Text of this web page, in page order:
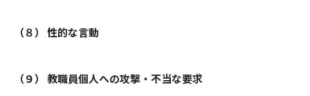
（８） 性的な言動
（９） 教職員個人への攻撃・不当な要求